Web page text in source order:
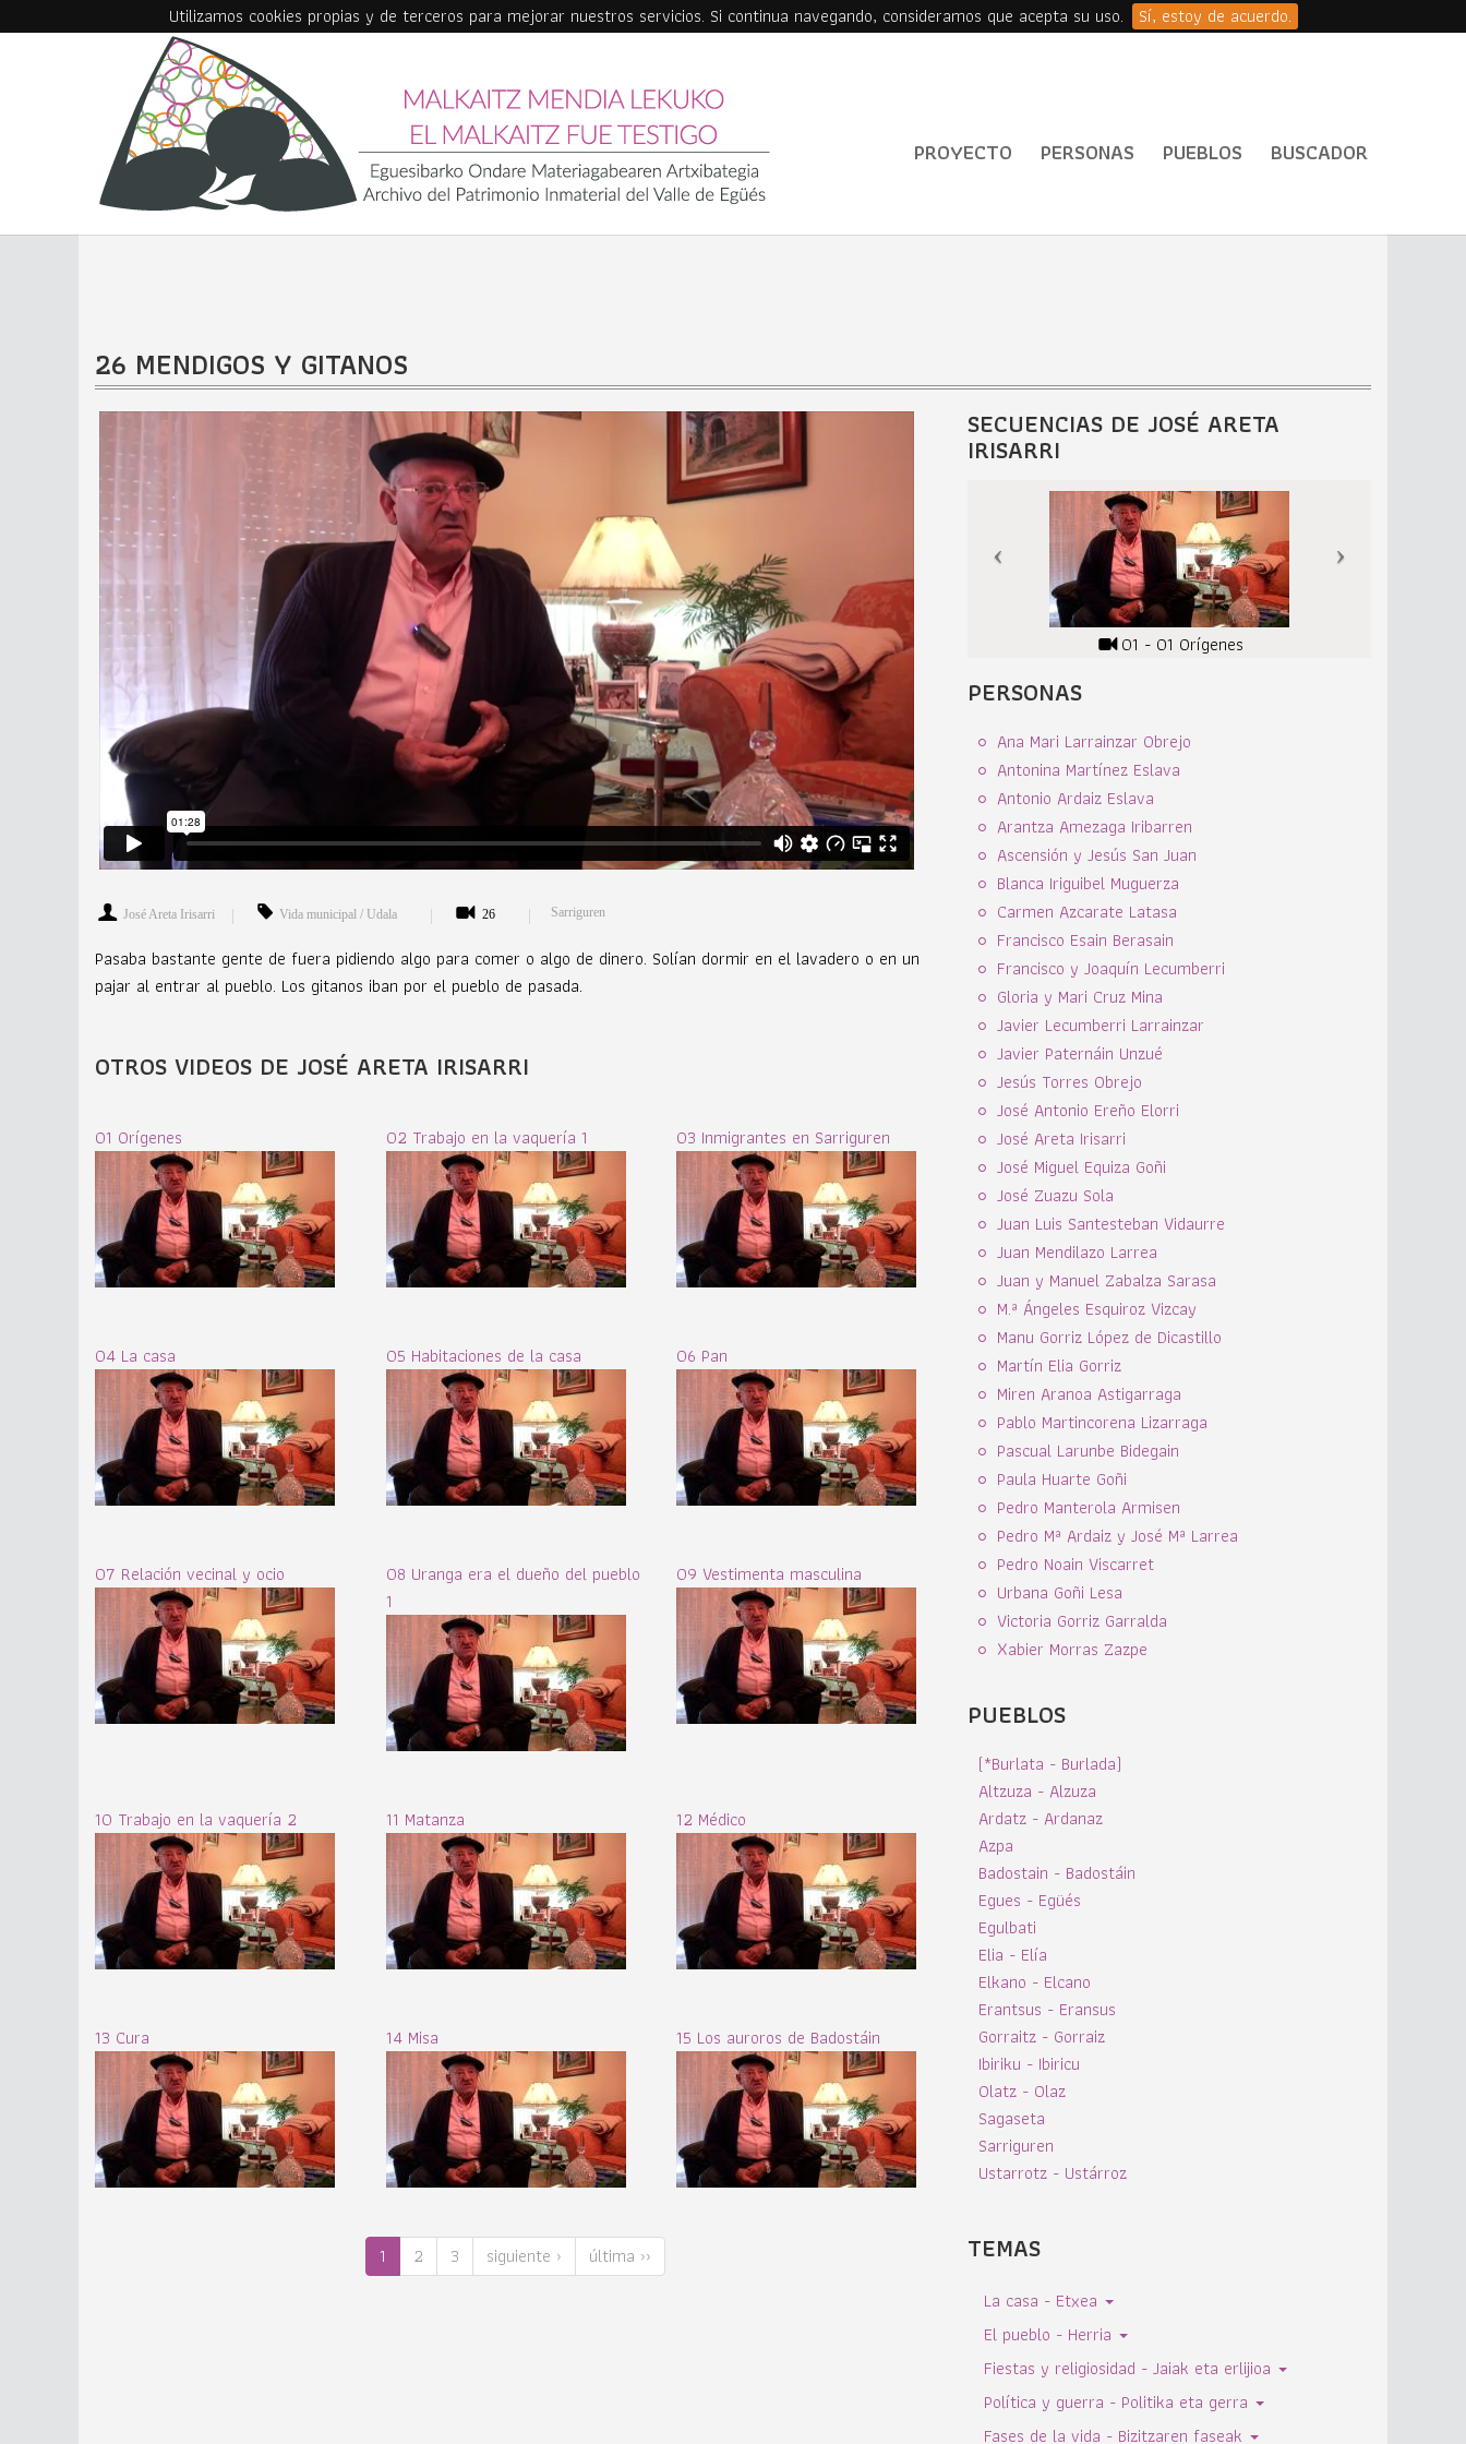
Utilizamos cookies propias y de terceros para mejorar nuestros servicios. Si continua navegando, consideramos que acepta su uso.
Sí, estoy de acuerdo.
PROYECTO PERSONAS PUEBLOS BUSCADOR
26 MENDIGOS Y GITANOS
José Areta Irisarri Vida municipal / Udala 26 Sarriguren
Pasaba bastante gente de fuera pidiendo algo para comer o algo de dinero. Solían dormir en el lavadero o en un
pajar al entrar al pueblo. Los gitanos iban por el pueblo de pasada.
OTROS VIDEOS DE JOSÉ ARETA IRISARRI
01 Orígenes 02 Trabajo en la vaquería 1 03 Inmigrantes en Sarriguren
04 La casa 05 Habitaciones de la casa 06 Pan
07 Relación vecinal y ocio
08 Uranga era el dueño del pueblo
1
09 Vestimenta masculina
10 Trabajo en la vaquería 2 11 Matanza 12 Médico
13 Cura 14 Misa 15 Los auroros de Badostáin
1 2 3 siguiente › última ››
SECUENCIAS DE JOSÉ ARETA
IRISARRI
01 - 01 Orígenes
PERSONAS
Ana Mari Larrainzar Obrejo
Antonina Martínez Eslava
Antonio Ardaiz Eslava
Arantza Amezaga Iribarren
Ascensión y Jesús San Juan
Blanca Iriguibel Muguerza
Carmen Azcarate Latasa
Francisco Esain Berasain
Francisco y Joaquín Lecumberri
Gloria y Mari Cruz Mina
Javier Lecumberri Larrainzar
Javier Paternáin Unzué
Jesús Torres Obrejo
José Antonio Ereño Elorri
José Areta Irisarri
José Miguel Equiza Goñi
José Zuazu Sola
Juan Luis Santesteban Vidaurre
Juan Mendilazo Larrea
Juan y Manuel Zabalza Sarasa
M.ª Ángeles Esquiroz Vizcay
Manu Gorriz López de Dicastillo
Martín Elia Gorriz
Miren Aranoa Astigarraga
Pablo Martincorena Lizarraga
Pascual Larunbe Bidegain
Paula Huarte Goñi
Pedro Manterola Armisen
Pedro Mª Ardaiz y José Mª Larrea
Pedro Noain Viscarret
Urbana Goñi Lesa
Victoria Gorriz Garralda
Xabier Morras Zazpe
PUEBLOS
(*Burlata - Burlada)
Altzuza - Alzuza
Ardatz - Ardanaz
Azpa
Badostain - Badostáin
Egues - Egüés
Egulbati
Elia - Elía
Elkano - Elcano
Erantsus - Eransus
Gorraitz - Gorraiz
Ibiriku - Ibiricu
Olatz - Olaz
Sagaseta
Sarriguren
Ustarrotz - Ustárroz
TEMAS
La casa - Etxea
El pueblo - Herria
Fiestas y religiosidad - Jaiak eta erlijioa
Política y guerra - Politika eta gerra
Fases de la vida - Bizitzaren faseak